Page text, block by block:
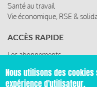
Santé au travail
Vie économique, RSE &
ACCÈS RAPIDE
Les abonnements
Les ressources
Nous utilisons des
expérience d'utilisateur.